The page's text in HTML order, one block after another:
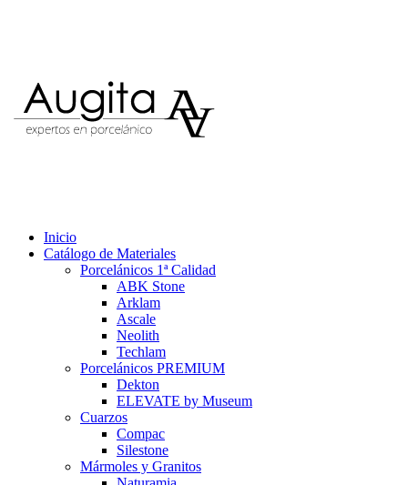
Inicio
Catálogo de Materiales
Porcelánicos 1ª Calidad
ABK Stone
Arklam
Ascale
Neolith
Techlam
Porcelánicos PREMIUM
Dekton
ELEVATE by Museum
Cuarzos
Compac
Silestone
Mármoles y Granitos